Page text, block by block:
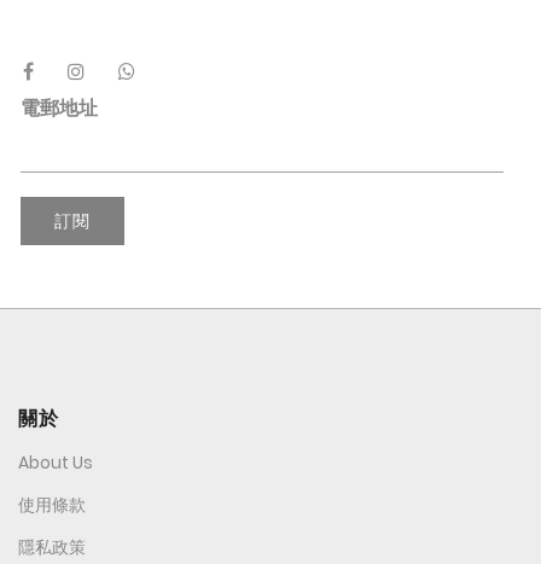
電郵地址
訂閱
關於
About Us
使用條款
隱私政策